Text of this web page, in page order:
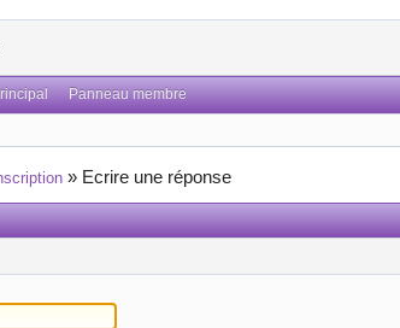
Panneau membre
» Ecrire une réponse